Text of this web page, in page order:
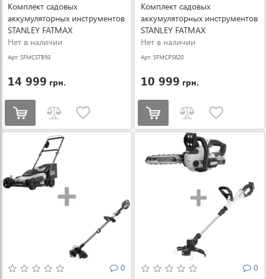
Комплект садовых
аккумуляторных инструментов
STANLEY FATMAX
SFMCSTB933M+SFMCHT855M1
(SFMCSTB933M+SFMCHT855M1)
Нет в наличии
Арт: SFMCSTB93
14 999 грн.
Комплект садовых
аккумуляторных инструментов
STANLEY FATMAX
SFMCPS620M1+SFMCPP32B
(SFMCPS620M1+SFMCPP32B)
Нет в наличии
Арт: SFMCPS620
10 999 грн.
0
0